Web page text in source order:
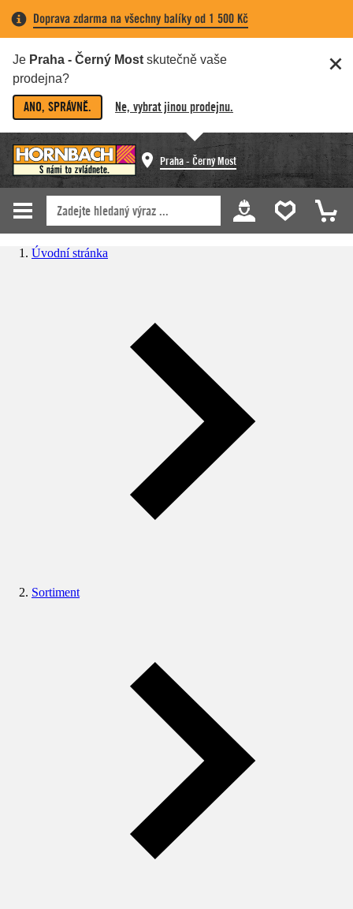
Doprava zdarma na všechny balíky od 1 500 Kč
Je Praha - Černý Most skutečně vaše
prodejna?
ANO, SPRÁVNĚ. Ne, vybrat jinou prodejnu.
Praha - Černý Most
Úvodní stránka
Sortiment